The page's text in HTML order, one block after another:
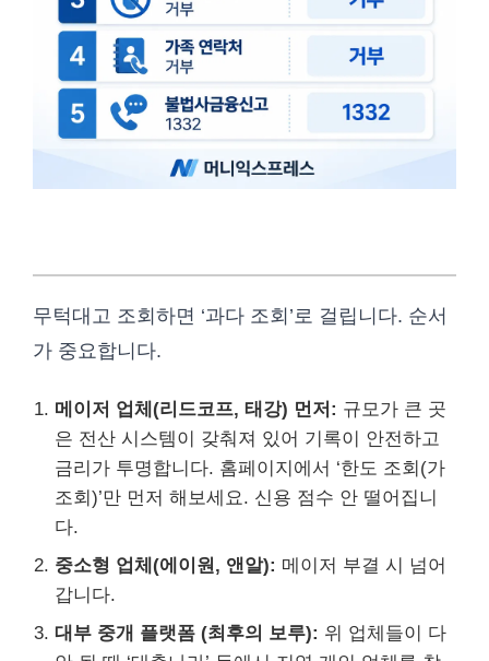
무턱대고 조회하면 ‘과다 조회’로 걸립니다. 순서
가 중요합니다.
메이저 업체(리드코프, 태강) 먼저: 규모가 큰 곳
은 전산 시스템이 갖춰져 있어 기록이 안전하고
금리가 투명합니다. 홈페이지에서 ‘한도 조회(가
조회)’만 먼저 해보세요. 신용 점수 안 떨어집니
다.
중소형 업체(에이원, 앤알): 메이저 부결 시 넘어
갑니다.
대부 중개 플랫폼 (최후의 보루): 위 업체들이 다